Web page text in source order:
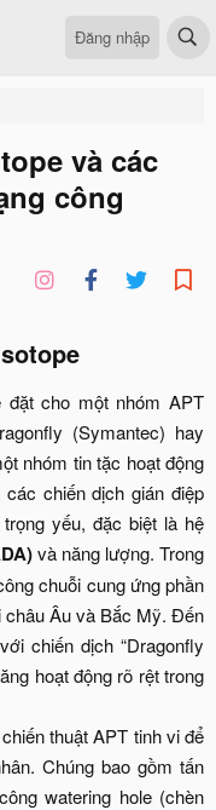
Đăng nhập
và các
công
đặt cho một nhóm APT
(Symantec) hay
nhóm tin tặc hoạt động
chiến dịch gián điệp
yếu, đặc biệt là hệ
và năng lượng. Trong
chuỗi cung ứng phần
Âu và Bắc Mỹ. Đến
chiến dịch “Dragonfly
hoạt động rõ rệt trong
thuật APT tinh vi để
Chúng bao gồm tấn
watering hole (chèn